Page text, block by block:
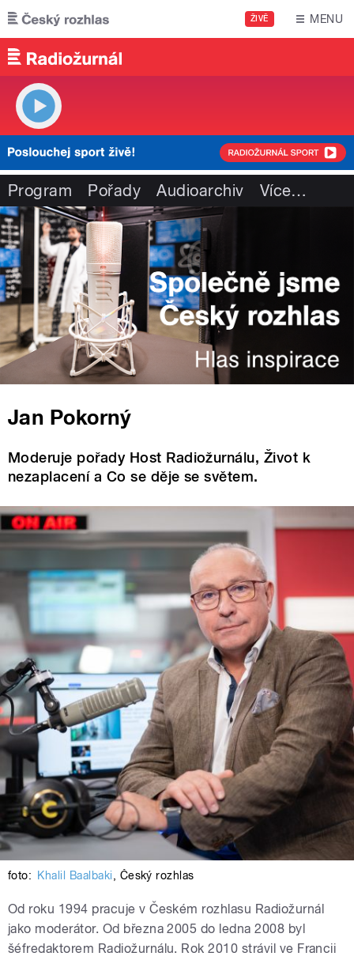
Přejít k hlavnímu obsahu
ŽIVĚ MENU
Program Pořady Audioarchiv Více…
Jan Pokorný
Moderuje pořady Host Radiožurnálu, Život k
nezaplacení a Co se děje se světem.
foto: Khalil Baalbaki, Český rozhlas
Od roku 1994 pracuje v Českém rozhlasu Radiožurnál
jako moderátor. Od března 2005 do ledna 2008 byl
šéfredaktorem Radiožurnálu. Rok 2010 strávil ve Francii